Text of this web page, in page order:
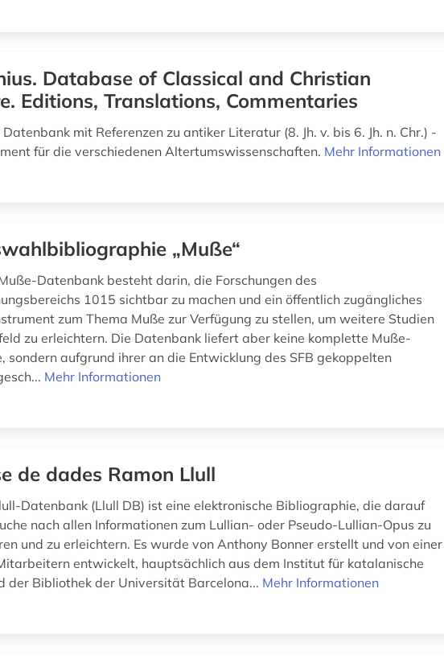
Database of Classical and Christian
Editions, Translations, Commentaries
mit Referenzen zu antiker Literatur (8. Jh. v. bis 6. Jh. n. Chr.) -
für die verschiedenen Altertumswissenschaften. Mehr Informationen
„Muße“
Datenbank besteht darin, die Forschungen des
1015 sichtbar zu machen und ein öffentlich zugängliches
zum Thema Muße zur Verfügung zu stellen, um weitere Studien
zu erleichtern. Die Datenbank liefert aber keine komplette Muße-
sondern aufgrund ihrer an die Entwicklung des SFB gekoppelten
Mehr Informationen
de dades Ramon Llull
Datenbank (Llull DB) ist eine elektronische Bibliographie, die darauf
nach allen Informationen zum Lullian- oder Pseudo-Lullian-Opus zu
und zu erleichtern. Es wurde von Anthony Bonner erstellt und von einer
entwickelt, hauptsächlich aus dem Institut für katalanische
der Bibliothek der Universität Barcelona... Mehr Informationen